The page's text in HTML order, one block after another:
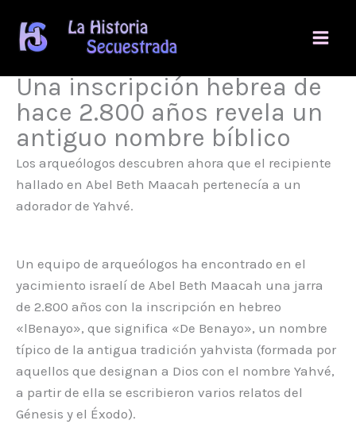
contenido
Una inscripción hebrea de
hace 2.800 años revela un
antiguo nombre bíblico
Los arqueólogos descubren ahora que el recipiente
hallado en Abel Beth Maacah pertenecía a un
adorador de Yahvé.
Un equipo de arqueólogos ha encontrado en el
yacimiento israelí de Abel Beth Maacah una jarra
de 2.800 años con la inscripción en hebreo
«lBenayo», que significa «De Benayo», un nombre
típico de la antigua tradición yahvista (formada por
aquellos que designan a Dios con el nombre Yahvé,
a partir de ella se escribieron varios relatos del
Génesis y el Éxodo).